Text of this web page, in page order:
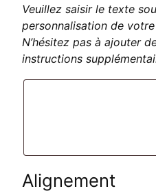
Veuillez saisir le texte
personnalisation de
N’hésitez pas à ajouter
instructions
Alignement